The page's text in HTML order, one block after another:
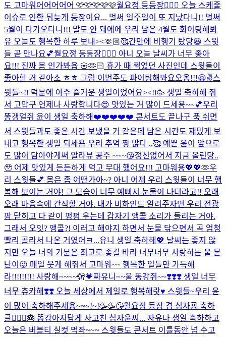
도 고마워어어어어어 🩷🩷🩷🩷🩷월요정 등등장🧚🏻‍♀️ 오늘 스케줄
이슈로 인한 뒤늦게 등장이요... 벌써 일주일이 또 지났다니!! 벌써
5월이 다가오다니!!! 말도 안 돼에에 우리 남은 4월도 화이팅해봐
유 오늘도 행복한 하루 보내><🫶🏻🥰간만에 비행기 탔당😆 스윗
들 곧 만나요💕월요정 등등장🧚🏻‍♀️ 아니 오늘 날씨가 너무 좋아
요!!! 진짜 봄 인가봐욥 🌸🫶🏻 휴가 때 찍었던 사진인데 스윗들이
좋아할 거 같아소 ㅎㅎ 그럼 이번주도 파이팅해봐요오옹!!!😆✌️스
윗들~!! 덕분에 아주 즐거운 생일이었어요><!!🥳 생일 축하해 줘
서 고맙구 언제나 사랑합니다😍 맛있는 거 많이 드세용~~💕우리
똥갱얼쥐 윤이 생일 축하해❤️❤️❤️❤️❤️ 콘서트도 끝나구 푹 쉬면
서 스윗들과도 좋은 시간 보냈을 거 같은데 남은 시간도 재밌게 보
내고 행복한 생일 되세욤 우리 추억 짱 많다 ,,🥰 예쁜 윤이 앞으로
도 많이 담아야게써 알라뷰 공주 ~~~😘정신없어서 지금 올린당..
🥹 어제 맛있게 든든하게 먹고 무대 했어요!!! 고마워용💖💖🫶우
리 스윗들💕 몸은 좀 어떤가아~? 아니 어제 우리 스윗들이 너무 행
복해 보이는 거야! 그 모습이 너무 예뻐서 눈물이 나더라고!! 오래
오래 마음속에 간직할 거야. 내가 비하인드 알려주자면 우리 전광
팡 닫히고 다 같이 펑펑 우는데 갑자기 앵콜 소리가 들리는 거야.
그래서 오잇? 앵콜?! 이러고 해야지 하면서 눈물 닦으면서 곡 엄청
빨리 골라서 나온 거였어ㅋ...유니 생일 축하해💖 날씨는 좋지 않
지만 오늘 너의 기분은 최고로 좋길 바라 너무너무 사랑하는 울 몬
난이😜 매일 웃게 해줘서 고마워~~ 행복한 일들만 가득해
라!!!!!!!!! 사랑해~~~~🫣💗짜유니~~울 똥강쥐~~❣️❣️❣️ 생일 너무
너무 츄카해❣️❣️ 오늘 세상에서 제일로 행복해랏♥️ 스윗들~우리 윤
이 많이 축하해주세용~~~!~!🥳🥳😘월요정 등장 겸 심자굥 축하
글🧚🏻‍♀️🎂 똥강아지답게 사고친 심자윤씨... 자유나 생일 축하하고
오늘은 버블티 실컷 먹좌~~~ 스윗들도 콘서트 이틀동안 넘 수고